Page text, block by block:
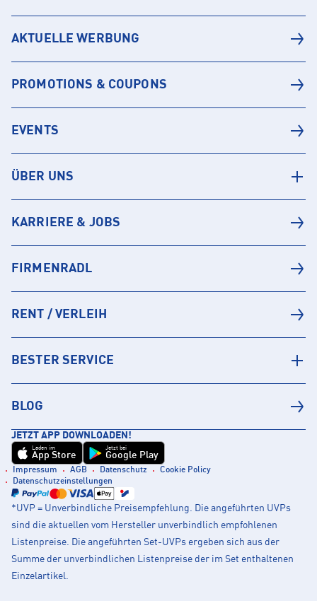
AKTUELLE WERBUNG
PROMOTIONS & COUPONS
EVENTS
ÜBER UNS
KARRIERE & JOBS
FIRMENRADL
RENT / VERLEIH
BESTER SERVICE
BLOG
JETZT APP DOWNLOADEN!
Laden im
App Store
Jetzt bei
Google Play
Impressum AGB Datenschutz
Cookie Policy
Datenschutzeinstellungen
*UVP = Unverbindliche Preisempfehlung. Die angeführten UVPs
sind die aktuellen vom Hersteller unverbindlich empfohlenen
Listenpreise. Die angeführten Set-UVPs ergeben sich aus der
Summe der unverbindlichen Listenpreise der im Set enthaltenen
Einzelartikel.